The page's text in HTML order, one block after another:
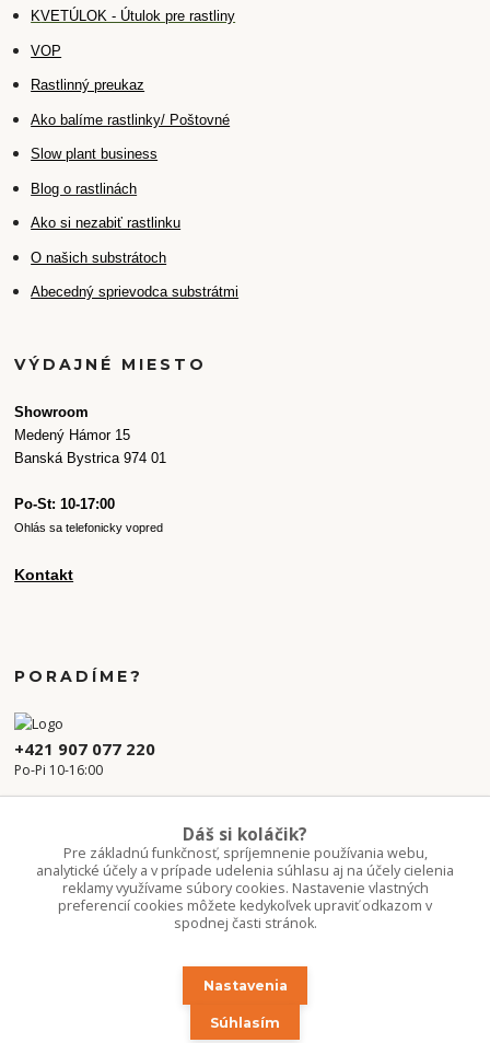
KVETÚLOK - Útulok pre rastliny
VOP
Rastlinný preukaz
Ako balíme rastlinky/ Poštovné
Slow plant business
Blog o rastlinách
Ako si nezabiť rastlinku
O našich substrátoch
Abecedný sprievodca substrátmi
VÝDAJNÉ MIESTO
Showroom
Medený Hámor 15
Banská Bystrica 974 01
Po-St: 10-17:00
Ohlás sa telefonicky vopred
Kontakt
PORADÍME?
+421 907 077 220
Po-Pi 10-16:00
Upravit sběr cookies.
Dáš si koláčik?
Pre základnú funkčnosť, spríjemnenie používania webu,
analytické účely a v prípade udelenia súhlasu aj na účely cielenia
reklamy využívame súbory cookies. Nastavenie vlastných
preferencií cookies môžete kedykoľvek upraviť odkazom v
spodnej časti stránok.
Nastavenia
Súhlasím